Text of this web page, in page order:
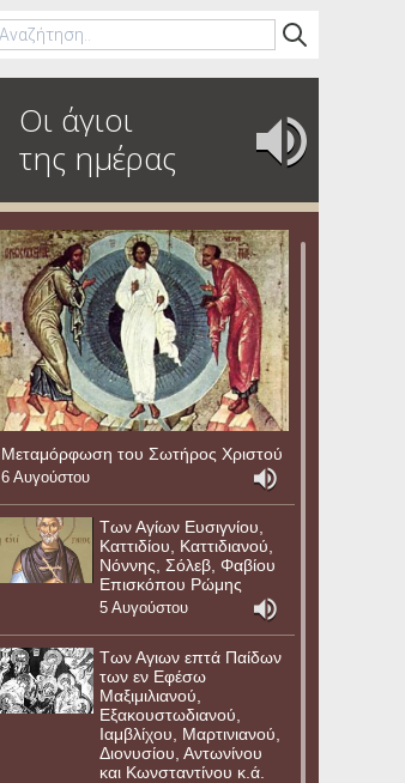
Οι άγιοι
της ημέρας
Μεταμόρφωση του Σωτήρος Χριστού
6 Αυγούστου
Των Αγίων Ευσιγνίου,
Καττιδίου, Καττιδιανού,
Νόννης, Σόλεβ, Φαβίου
Επισκόπου Ρώμης
5 Αυγούστου
Των Αγιων επτά Παίδων
των εν Εφέσω
Μαξιμιλιανού,
Εξακουστωδιανού,
Ιαμβλίχου, Μαρτινιανού,
Διονυσίου, Αντωνίνου
και Κωνσταντίνου κ.ά.